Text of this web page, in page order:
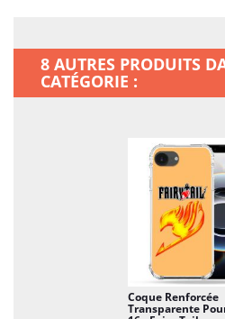
8 AUTRES PRODUITS
CATÉGORIE :
Coque Renforcée
Transparente